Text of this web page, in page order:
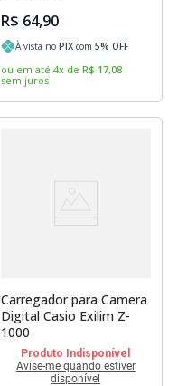
R$ 64,90
À vista no PIX com 5% OFF
ou em até 4x de R$ 17,08
sem juros
Carregador para Camera
Digital Casio Exilim Z-
1000
Produto Indisponível
Avise-me quando estiver
disponível